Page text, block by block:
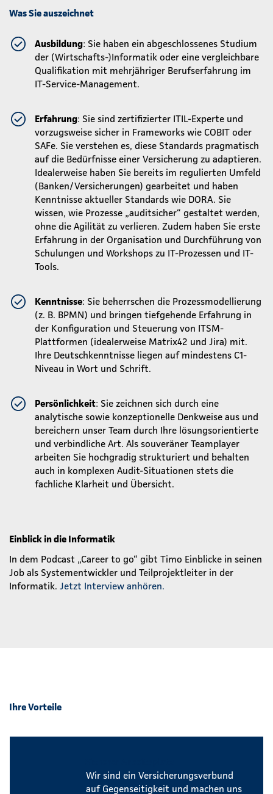
Was Sie auszeichnet
Ausbildung: Sie haben ein abgeschlossenes Studium
der (Wirtschafts-)Informatik oder eine vergleichbare
Qualifikation mit mehrjähriger Berufserfahrung im
IT-Service-Management.
Erfahrung: Sie sind zertifizierter ITIL-Experte und
vorzugsweise sicher in Frameworks wie COBIT oder
SAFe. Sie verstehen es, diese Standards pragmatisch
auf die Bedürfnisse einer Versicherung zu adaptieren.
Idealerweise haben Sie bereits im regulierten Umfeld
(Banken/Versicherungen) gearbeitet und haben
Kenntnisse aktueller Standards wie DORA. Sie
wissen, wie Prozesse „auditsicher“ gestaltet werden,
ohne die Agilität zu verlieren. Zudem haben Sie erste
Erfahrung in der Organisation und Durchführung von
Schulungen und Workshops zu IT-Prozessen und IT-
Tools.
Kenntnisse: Sie beherrschen die Prozessmodellierung
(z. B. BPMN) und bringen tiefgehende Erfahrung in
der Konfiguration und Steuerung von ITSM-
Plattformen (idealerweise Matrix42 und Jira) mit.
Ihre Deutschkenntnisse liegen auf mindestens C1-
Niveau in Wort und Schrift.
Persönlichkeit: Sie zeichnen sich durch eine
analytische sowie konzeptionelle Denkweise aus und
bereichern unser Team durch Ihre lösungsorientierte
und verbindliche Art. Als souveräner Teamplayer
arbeiten Sie hochgradig strukturiert und behalten
auch in komplexen Audit-Situationen stets die
fachliche Klarheit und Übersicht.
Einblick in die Informatik
In dem Podcast „Career to go“ gibt Timo Einblicke in seinen
Job als Systementwickler und Teilprojektleiter in der
Informatik. Jetzt Interview anhören.
Ihre Vorteile
Wir sind ein Versicherungsverbund
auf Gegenseitigkeit und machen uns